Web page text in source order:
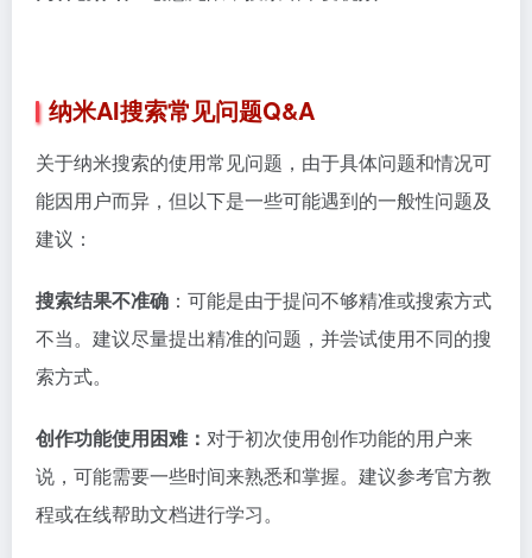
纳米AI搜索常见问题Q&A
关于纳米搜索的使用常见问题，由于具体问题和情况可
能因用户而异，但以下是一些可能遇到的一般性问题及
建议：
搜索结果不准确 ：可能是由于提问不够精准或搜索方式
不当。建议尽量提出精准的问题，并尝试使用不同的搜
索方式。
创作功能使用困难： 对于初次使用创作功能的用户来
说，可能需要一些时间来熟悉和掌握。建议参考官方教
程或在线帮助文档进行学习。